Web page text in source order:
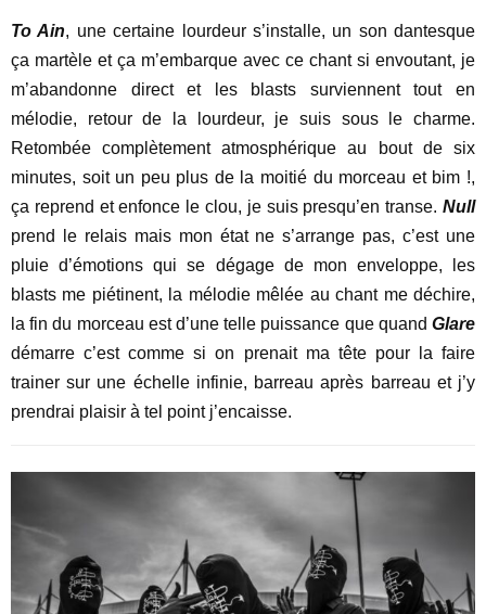
To Ain, une certaine lourdeur s’installe, un son dantesque
ça martèle et ça m’embarque avec ce chant si envoutant, je
m’abandonne direct et les blasts surviennent tout en
mélodie, retour de la lourdeur, je suis sous le charme.
Retombée complètement atmosphérique au bout de six
minutes, soit un peu plus de la moitié du morceau et bim !,
ça reprend et enfonce le clou, je suis presqu’en transe. Null
prend le relais mais mon état ne s’arrange pas, c’est une
pluie d’émotions qui se dégage de mon enveloppe, les
blasts me piétinent, la mélodie mêlée au chant me déchire,
la fin du morceau est d’une telle puissance que quand Glare
démarre c’est comme si on prenait ma tête pour la faire
trainer sur une échelle infinie, barreau après barreau et j’y
prendrai plaisir à tel point j’encaisse.